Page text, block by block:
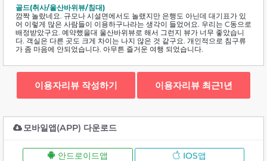
골드(취사/울산바위뷰/침대)
깜짝 놀랐네요. 규모나 시설면에서도 놀랬지만 은행도 아닌데 대기표가 있
어 이렇게 많은 사람들이 이용하구나라는 생각이 들었어요. 우리는 C동으로
배정받았구요. 예약했을대 울산바위뷰로 해서 그런지 뷰가 너무 좋았습니
다. 객실은 다른 곳도 크게 차이는 나지 않은 것 같구요. 개인적으로 침구류
가 좀 마음에 안되었습니다. 아무튼 즐거운 여행 되었습니다.
이용자리뷰 작성하기 이용자리뷰 최근1년
모바일앱(APP) 다운로드
안드로이드앱 IOS앱